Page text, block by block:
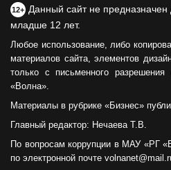
12+ Данный сайт не
младше 12 лет.
Любое использование, либо
материалов сайта, элементов
только с письменного
«Волна».
Материалы в рубрике «Бизнес»
Главный редактор: Нечаева Т.В.
По вопросам коррупции в МАУ «РГ
по электронной почте